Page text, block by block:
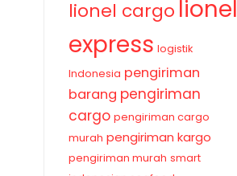
lionel cargo lionel
express logistik
Indonesia pengiriman
barang pengiriman
cargo pengiriman cargo
murah pengiriman kargo
pengiriman murah smart